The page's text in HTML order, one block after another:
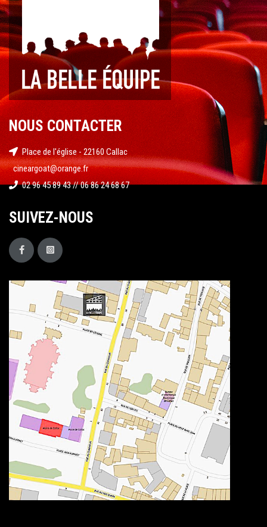
NOUS CONTACTER
Place de l'église - 22160 Callac
cineargoat@orange.fr
02 96 45 89 43 // 06 86 24 68 67
SUIVEZ-NOUS